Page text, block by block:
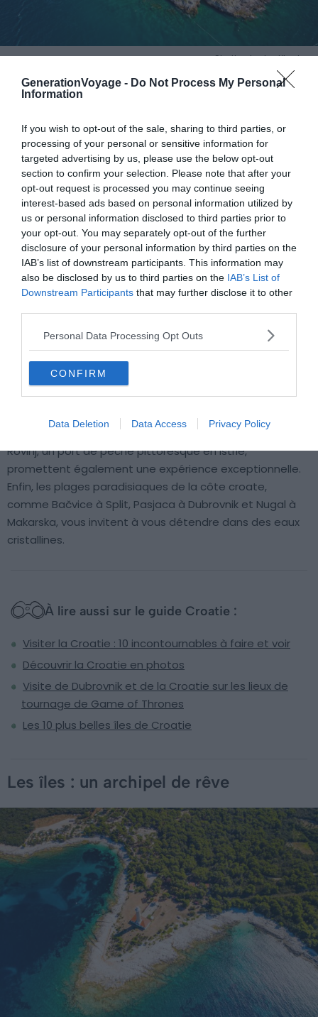
GenerationVoyage - Do Not Process My Personal
Information
If you wish to opt-out of the sale, sharing to third parties, or
processing of your personal or sensitive information for
targeted advertising by us, please use the below opt-out
section to confirm your selection. Please note that after your
opt-out request is processed you may continue seeing
interest-based ads based on personal information utilized by
us or personal information disclosed to third parties prior to
your opt-out. You may separately opt-out of the further
disclosure of your personal information by third parties on the
IAB’s list of downstream participants. This information may
also be disclosed by us to third parties on the IAB’s List of
Downstream Participants that may further disclose it to other
Personal Data Processing Opt Outs
CONFIRM
Data Deletion Data Access Privacy Policy
Shutterstock – Xbrchx
Avec sadiversité de criques cristallines, de petits ports
croate offre un spectacle envoûtant à ses visiteurs.
Celle-ci se compose de deux parties distinctes : le
littoral septentrional et le littoral méridional. Le littoral
septentrional, comprend la péninsule d’Istrie, la région
côtière du golfe du Kvarner et Rijeka. Des vestiges
romains de l’île de Brač aux ruines de Salona, le plus
grand parc archéologique du pays, cette région regorge
d’histoire et de beauté naturelle.
Le littoral méridional, quant à lui, est marqué par le
. Le centre historique
palais de Dioclétien
est une étape
incontournable de votre voyage. Mais la région compte
d’autres villes immanquables telles que
forum romain, ainsi queDubrovnik, véritable joyau sur son
promontoire rocheux avec ses remparts et ses ruelles
Trogir, une charmante ville dalmate, et
Rovinj, un port de pêche pittoresque en Istrie,
promettent également une expérience exceptionnelle.
Enfin, les plages paradisiaques de la côte croate,
comme Bačvice à Split, Pasjaca à Dubrovnik et Nugal à
Makarska, vous invitent à vous détendre dans des eaux
cristallines.
À lire aussi sur le guide Croatie :
Visiter la Croatie : 10 incontournables à faire et voir
Découvrir la Croatie en photos
Visite de Dubrovnik et de la Croatie sur les lieux de
tournage de Game of Thrones
Les 10 plus belles îles de Croatie
Les îles : un archipel de rêve